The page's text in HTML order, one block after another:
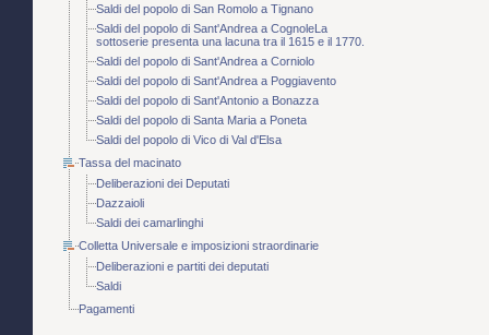
Saldi del popolo di San Romolo a Tignano
Saldi del popolo di Sant'Andrea a CognoleLa
sottoserie presenta una lacuna tra il 1615 e il 1770.
Saldi del popolo di Sant'Andrea a Corniolo
Saldi del popolo di Sant'Andrea a Poggiavento
Saldi del popolo di Sant'Antonio a Bonazza
Saldi del popolo di Santa Maria a Poneta
Saldi del popolo di Vico di Val d'Elsa
Tassa del macinato
Deliberazioni dei Deputati
Dazzaioli
Saldi dei camarlinghi
Colletta Universale e imposizioni straordinarie
Deliberazioni e partiti dei deputati
Saldi
Pagamenti